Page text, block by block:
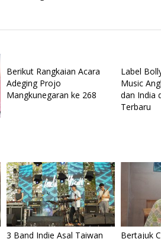
Berikut Rangkaian Acara
Adeging Projo
Mangkunegaran ke 268
Label
Music
dan India
Terbaru
3 Band Indie Asal Taiwan
Bertajuk